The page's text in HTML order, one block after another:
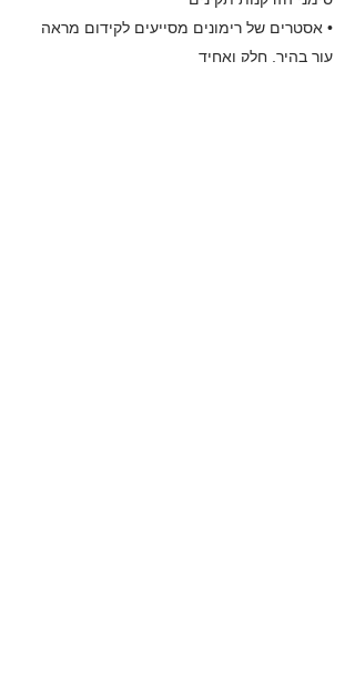
• אסטרים של רימונים מסייעים לקידום מראה
עור בהיר, חלק ואחיד